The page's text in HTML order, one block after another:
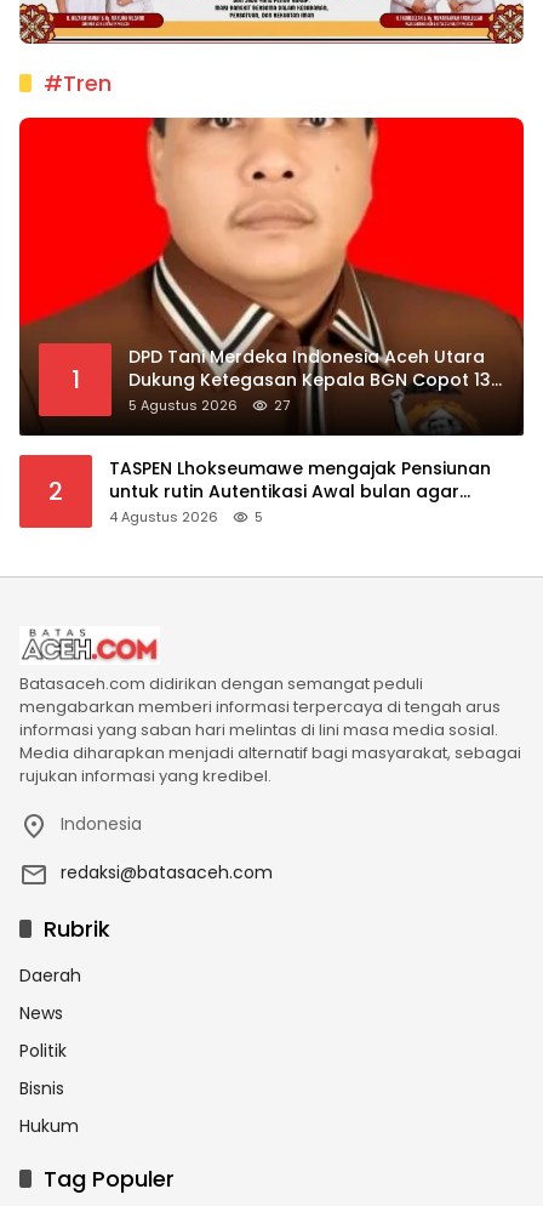
#Tren
1
DPD Tani Merdeka Indonesia Aceh Utara
Dukung Ketegasan Kepala BGN Copot 137
Kepala SPPG
5 Agustus 2026 27
2
TASPEN Lhokseumawe mengajak Pensiunan
untuk rutin Autentikasi Awal bulan agar
Manfaat Pensiun tetap Lancar
4 Agustus 2026 5
Batasaceh.com didirikan dengan semangat peduli
mengabarkan memberi informasi terpercaya di tengah arus
informasi yang saban hari melintas di lini masa media sosial.
Media diharapkan menjadi alternatif bagi masyarakat, sebagai
rujukan informasi yang kredibel.
Indonesia
redaksi@batasaceh.com
Rubrik
Daerah
News
Politik
Bisnis
Hukum
Tag Populer